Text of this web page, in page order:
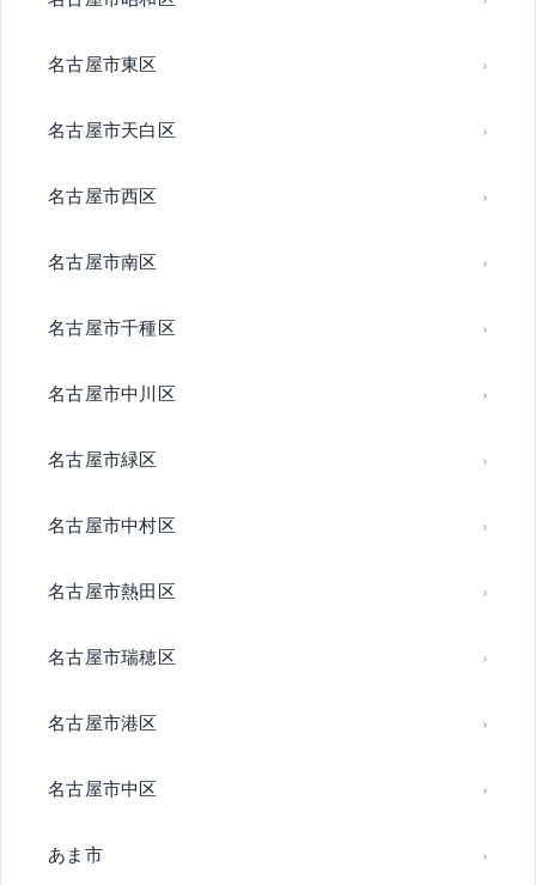
名古屋市東区
名古屋市天白区
名古屋市西区
名古屋市南区
名古屋市千種区
名古屋市中川区
名古屋市緑区
名古屋市中村区
名古屋市熱田区
名古屋市瑞穂区
名古屋市港区
名古屋市中区
あま市